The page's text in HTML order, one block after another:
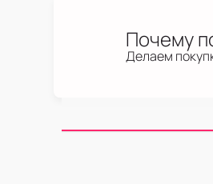
Почему
Делаем